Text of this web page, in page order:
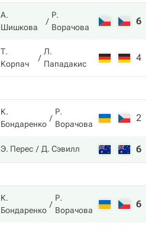
А.
Шишкова
Р.
Ворачова
6
Т.
Корпач
Л.
Пападакис
4
К.
Бондаренко
Р.
Ворачова
2
Э. Перес Д. Сэвилл 6
К.
Бондаренко
Р.
Ворачова
6